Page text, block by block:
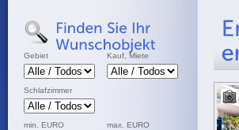
Gebiet Kauf, Miete
Schlafzimmer
min. EURO max. EURO